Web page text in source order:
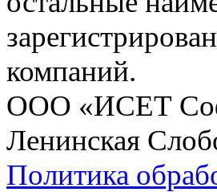
компаний.
ООО «ИСЕТ
Ленинская
Политика